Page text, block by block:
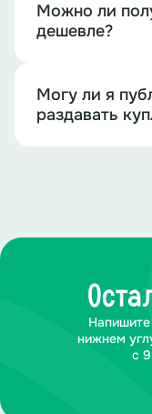
Можно ли
дешевле?
Могу ли я
раздавать
нижнем
с